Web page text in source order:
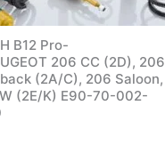
B12 Pro-
206 CC (2D), 206
(2A/C), 206 Saloon,
(2E/K) E90-70-002-